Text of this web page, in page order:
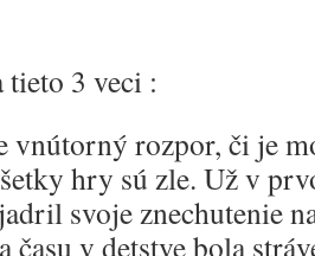
3 veci :
vnútorný rozpor, či je
hry sú zle. Už v
svoje znechutenie
času v detstve bola